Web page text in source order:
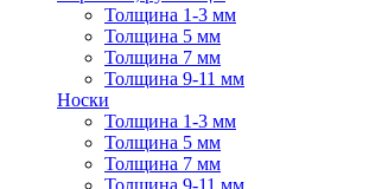
Толщина 1-3 мм
Толщина 5 мм
Толщина 7 мм
Толщина 9-11 мм
Носки
Толщина 1-3 мм
Толщина 5 мм
Толщина 7 мм
Толщина 9-11 мм